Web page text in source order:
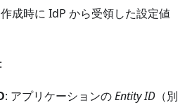
成時に IdP から受領した設定値
: アプリケーションのEntity ID （別